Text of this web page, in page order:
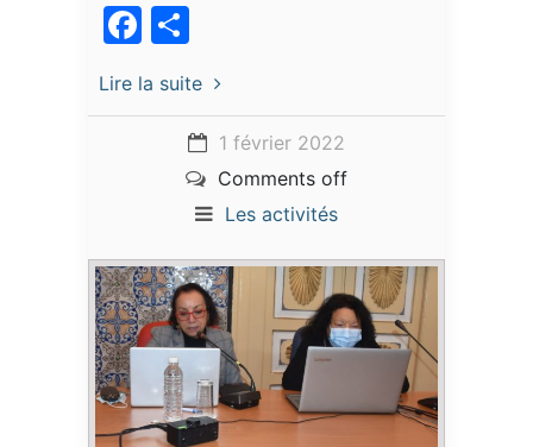
Facebook
Lire la suite
1 février 2022
Comments off
Les activités